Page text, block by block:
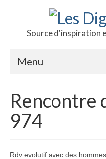
Source d'inspiration
Menu
L’hôte
Production
Rencontre
974
Rdv evolutif avec des